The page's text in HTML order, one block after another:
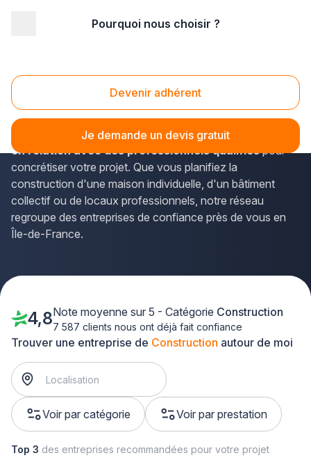
Pourquoi nous choisir ?
Devenir adhérent
Je demande un devis gratuit
Construction batiment Val d'Oise (95)
Vous envisagez un projet de construction de bâtiment
dans le Val-d'Oise ?La solution Plus que pro vous met
en relation avec des professionnels qualifiéspour
concrétiser votre projet. Que vous planifiez la
construction d'une maison individuelle, d'un bâtiment
collectif ou de locaux professionnels, notre réseau
regroupe des entreprises de confiance près de vous en
Île-de-France.
Trouver une entreprise de Construction autour de moi
Voir par catégorie Voir par prestation
4,8Note moyenne sur 5 - Catégorie Construction
7 587 clients nous ont déjà fait confiance
Top 3 des entreprises recommandées pour votre projet